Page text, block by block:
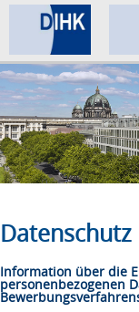
Home
Datenschutz
Impressum
Datenschutz
Information über die
personenbezogenen